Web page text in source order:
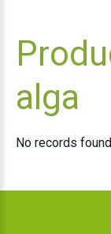
alga
No records